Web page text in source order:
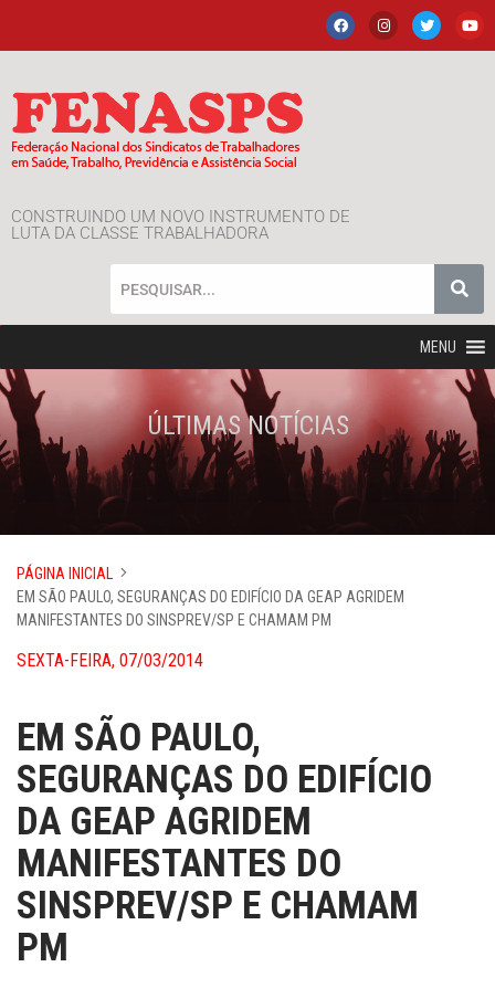
CONSTRUINDO UM NOVO INSTRUMENTO DE
LUTA DA CLASSE TRABALHADORA
MENU
ÚLTIMAS NOTÍCIAS
PÁGINA INICIAL
EM SÃO PAULO, SEGURANÇAS DO EDIFÍCIO DA GEAP AGRIDEM
MANIFESTANTES DO SINSPREV/SP E CHAMAM PM
SEXTA-FEIRA, 07/03/2014
EM SÃO PAULO,
SEGURANÇAS DO EDIFÍCIO
DA GEAP AGRIDEM
MANIFESTANTES DO
SINSPREV/SP E CHAMAM
PM